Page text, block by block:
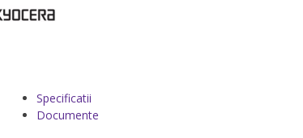
Specificatii
Documente